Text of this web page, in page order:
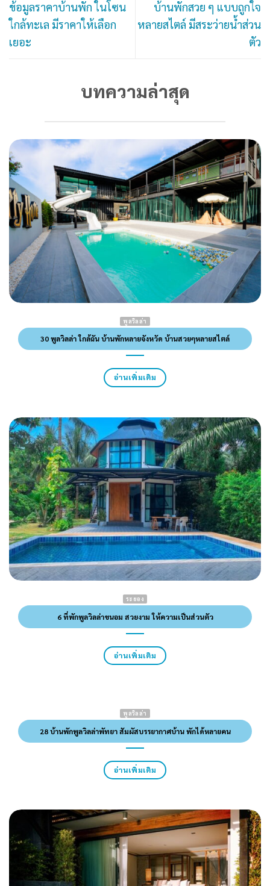
ข้อมูลราคาบ้านพัก ในโซน
ใกล้ทะเล มีราคาให้เลือก
เยอะ
บ้านพักสวย ๆ แบบถูกใจ
หลายสไตล์ มีสระว่ายน้ำส่วน
ตัว
บทความล่าสุด
พูลวิลล่า
30 พูลวิลล่า ใกล้ฉัน บ้านพักหลายจังหวัด บ้านสวยๆหลายสไตล์
อ่านเพิ่มเติม
ระยอง
6 ที่พักพูลวิลล่าขนอม สวยงาม ให้ความเป็นส่วนตัว
อ่านเพิ่มเติม
พูลวิลล่า
28 บ้านพักพูลวิลล่าพัทยา สัมผัสบรรยากาศบ้าน พักได้หลายคน
อ่านเพิ่มเติม